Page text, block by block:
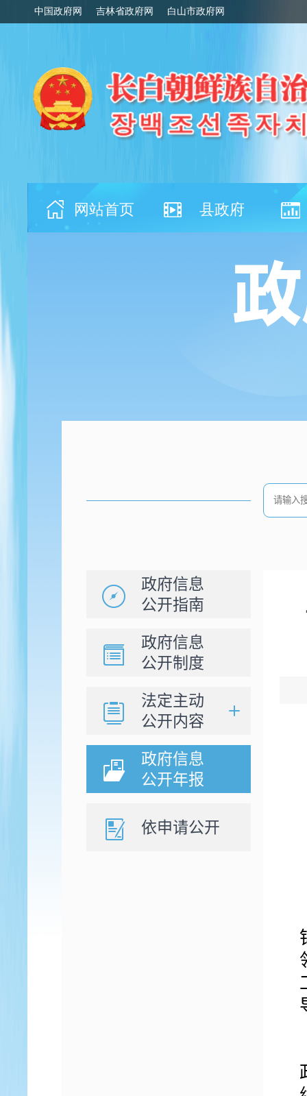
政府信息
公开指南
政府信息
公开制度
法定主动
公开内容
政府信息
公开年报
依申请公开